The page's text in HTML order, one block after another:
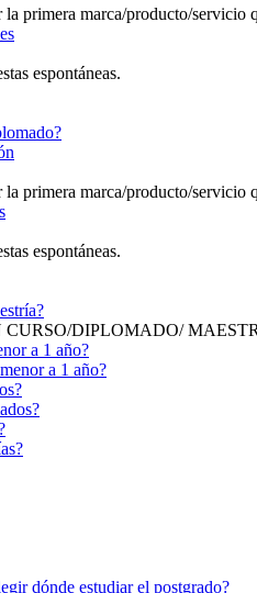
marca/producto/servicio
espontáneas.
marca/producto/servicio
espontáneas.
DIPLOMADO/
a 1 año?
a 1 año?
dónde estudiar el postgrado?